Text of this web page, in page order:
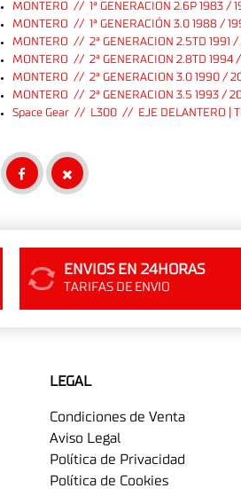
MONTERO // 1ª GENERACION 2.6P 1983 /
MONTERO // 1ª GENERACIÓN 3.0 1988 /
MONTERO // 2ª GENERACION 2.5TD 1991
MONTERO // 2ª GENERACION 2.8TD
MONTERO // 2ª GENERACION 3.0 1990 /
MONTERO // 2ª GENERACION 3.5 1993 /
Space Gear // L300 // EJE DELANTERO |
ENVIOS EN 24HORAS
TARIFAS DE ENVIO
LEGAL
Condiciones de Venta
Aviso Legal
Política de Privacidad
Política de Cookies